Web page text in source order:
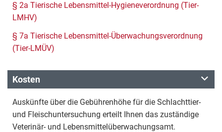
§ 2a Tierische Lebensmittel-Hygieneverordnung (Tier-
LMHV)
§ 7a Tierische Lebensmittel-Überwachungsverordnung
(Tier-LMÜV)
Kosten
Auskünfte über die Gebührenhöhe für die Schlachttier-
und Fleischuntersuchung erteilt Ihnen das zuständige
Veterinär- und Lebensmittelüberwachungsamt.